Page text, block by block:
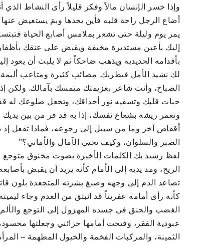
وإذا خسر الإنسان مالاً وفكر قليلاً رأى النشاط
أضاع الرجل راحة قلبه فأين يجدها وبمَ يستعيض
يمر يوم وليلة حتى تشعر بملامس أصابع الحياة
إليك بأعين مستديرة مخيفة ويقبض على عنقك
بأقدامه الحديدية ويذهب ضاحكاً ثم لا يلبث أن يعود
لك نشيد الأمل فيطربك. مصائب كثيرة ومتاعب
الصباح، وأنت شاعر بعزيمتك متمسك بآمالك. ولكن
حبات قلبك وتسقيه نور أحداقك، وتجعل ضلوعك له
وتغمر ريشه بشعاع نفسك، إذا به قد فر من بين
أقفاص آخر وما من سبيل إلى رجوعه، فماذا تفعل إذ
الصبر والسلوان، وكيف تحيي الآمال والأماني؟”
لفظ رشيد بك الكلمات الأخيرة بصوت مخنوق
الريح، ومد يديه إلى الأمام كأنه يريد أن يقبض
تصاعد الدم إلى وجهه وصبغ بشرته المتجعدة بلون
كأنه رأى أمامه عفريتاً قد انبثق من العدم وجاء
الغضب والحنق في جسده المهزول إلى التوجع والألم
عبودية الفقر، وفتحت أمامها خزائني وجعلتها
الثمينة، والمركبات الفخمة والخيول المطهمة –